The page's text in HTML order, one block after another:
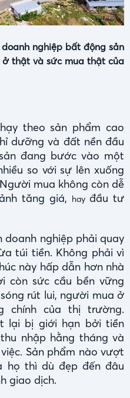
nghiệp bất động sản
thật và sức mua thật của
theo sản phẩm cao
dưỡng và đất nền đầu
đang bước vào một
so với sự lên xuống
mua không còn dễ
tăng giá, hayđầu tư
doanh nghiệp phải quay
túi tiền. Không phải vì
này hấp dẫn hơn nhà
còn sức cầu bền vững
rút lui, người mua ở
chính của thị trường.
lại bị giới hạn bởi tiền
nhập hằng tháng và
Sản phẩm nào vượt
họ thì dù đẹp đến đâu
giao dịch.